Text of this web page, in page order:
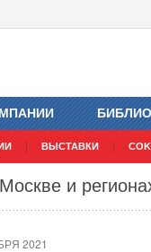
ВЫСТАВКИ
и
2021
2021